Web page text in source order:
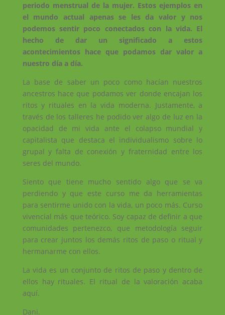
periodo menstrual de la mujer. Estos ejemplos en
el mundo actual apenas se les da valor y nos
podemos sentir poco conectados con la vida. El
hecho de dar un significado a estos
acontecimientos hace que podamos dar valor a
nuestro día a día.
La base de saber un poco como hacían nuestros
ancestros hace que podamos ver donde encajan los
ritos y rituales en la vida moderna. Justamente, a
través de los talleres he podido ver algo de luz en la
opacidad de mi vida ante el colapso mundial y
capitalista que destaca el individualismo sobre lo
grupal y falta de conexión y fraternidad entre los
seres del mundo.
Siento que tiene mucho sentido algo que se va
perdiendo y que este curso me da herramientas
para sentirme unido con la vida, un poco más. Curso
vivencial más que teórico. Soy capaz de definir a que
comunidades pertenezco, que metodología seguir
para crear juntos los demás ritos de paso o ritual y
hermanarme con ellos.
La vida es un conjunto de ritos de paso y dentro de
ellos hay rituales. El ritual de la valoración acaba
aquí.
Dani.